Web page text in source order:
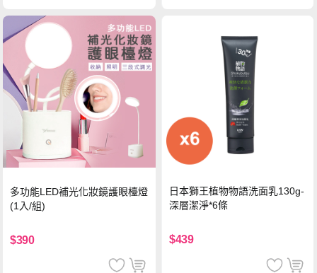
多功能LED補光化妝鏡護眼檯燈
(1入/組)
$390
日本獅王植物物語洗面乳130g-
深層潔淨*6條
$439